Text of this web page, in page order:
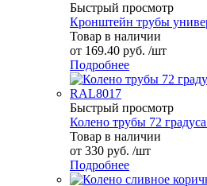
Быстрый просмотр
Кронштейн трубы
Товар в наличии
от 169.40 руб. /шт
Подробнее
Быстрый просмотр
Колено трубы 72
Товар в наличии
от 330 руб. /шт
Подробнее